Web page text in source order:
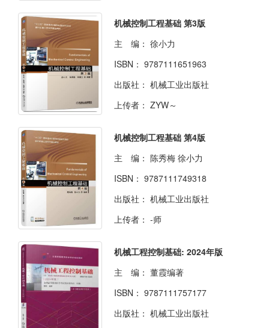
机械控制工程基础 第3版
主 编： 徐小力
ISBN： 9787111651963
出版社： 机械工业出版社
上传者： ZYW～
机械控制工程基础 第4版
主 编： 陈秀梅 徐小力
ISBN： 9787111749318
出版社： 机械工业出版社
上传者： -师
机械工程控制基础: 2024年版
主 编： 董霞编著
ISBN： 9787111757177
出版社： 机械工业出版社